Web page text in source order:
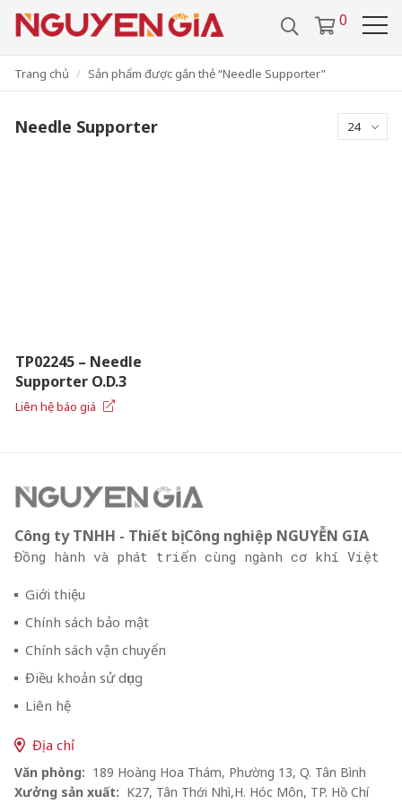
VIDEO TUYỂN DỤNG
LIÊN HỆ
0
Trang chủ Sản phẩm được gắn thẻ “Needle Supporter”
Needle Supporter 24
TP02245 – Needle
Supporter O.D.3
Liên hệ báo giá
Công ty TNHH - Thiết bị Công nghiệp NGUYỄN GIA
Đồng hành và phát triển cùng ngành cơ khí Việt
Giới thiệu
Chính sách bảo mật
Chính sách vận chuyển
Điều khoản sử dụng
Liên hệ
Địa chỉ
Văn phòng: 189 Hoàng Hoa Thám, Phường 13, Q. Tân Bình
Xưởng sản xuất: K27, Tân Thới Nhì,H. Hóc Môn, TP. Hồ Chí